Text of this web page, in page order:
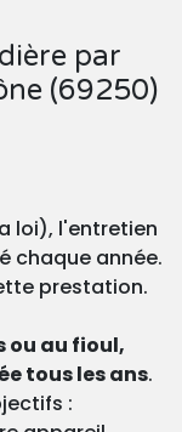
par
(69250)
loi), l'entretien
chaque année.
prestation.
ou au fioul,
tous les ans.
: